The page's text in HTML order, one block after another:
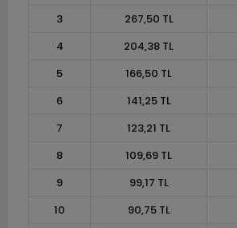
3
267,50 TL
4
204,38 TL
5
166,50 TL
6
141,25 TL
7
123,21 TL
8
109,69 TL
9
99,17 TL
10
90,75 TL